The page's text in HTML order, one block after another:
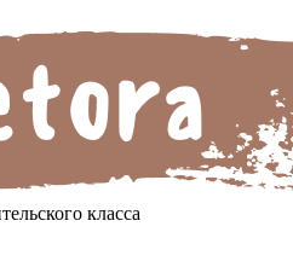
класса